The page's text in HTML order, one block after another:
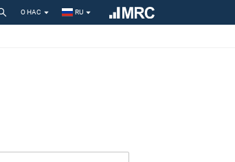
О НАС RU